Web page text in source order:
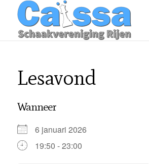
Lesavond
Wanneer
6 januari 2026
19:50 - 23:00